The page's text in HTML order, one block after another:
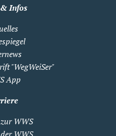
Infos
"WegWeiSer"
App
WWS